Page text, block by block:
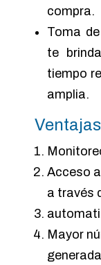
compra.
Toma
te
tiempo
amplia.
Acceso
a través
Mayor